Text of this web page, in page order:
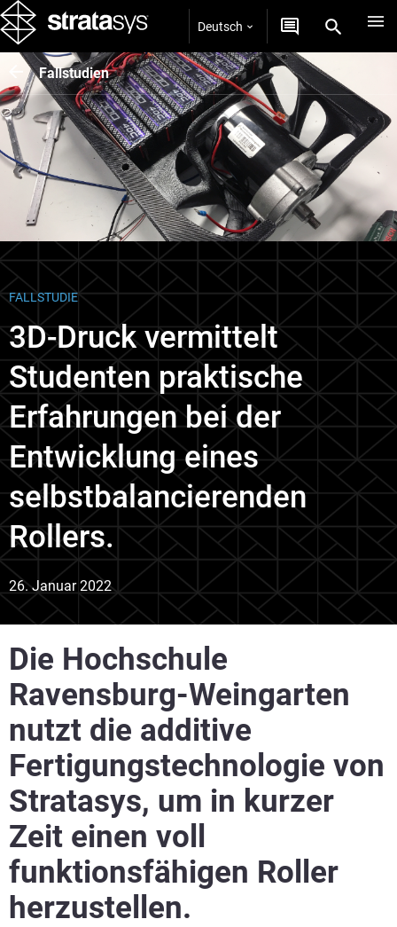
Deutsch
Fallstudien
FALLSTUDIE
3D-Druck vermittelt
Studenten praktische
Erfahrungen bei der
Entwicklung eines
selbstbalancierenden
Rollers.
26. Januar 2022
Die Hochschule
Ravensburg-Weingarten
nutzt die additive
Fertigungstechnologie von
Stratasys, um in kurzer
Zeit einen voll
funktionsfähigen Roller
herzustellen.